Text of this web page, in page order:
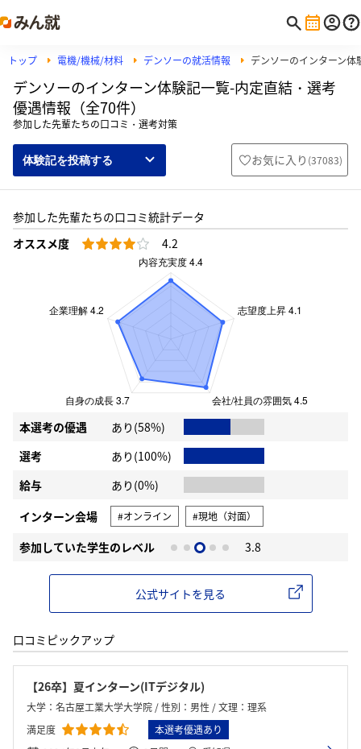
トップ 電機/機械/材料 デンソーの就活情報 デンソーのインターン体
デンソーのインターン体験記一覧-内定直結・選考
優遇情報（全70件）
参加した先輩たちの口コミ・選考対策
体験記を投稿する お気に入り (37083)
参加した先輩たちの口コミ統計データ
オススメ度
4.2
本選考の優遇
あり(58%)
選考
あり(100%)
給与
あり(0%)
インターン会場
#オンライン #現地（対面）
参加していた学生のレベル 3.8
公式サイトを見る
口コミピックアップ
【26卒】夏インターン(ITデジタル)
大学：名古屋工業大学大学院 / 性別：男性 / 文理：理系
満足度
本選考優遇あり